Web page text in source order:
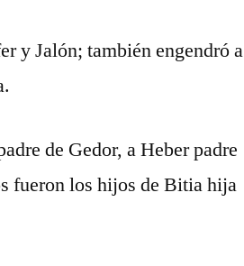
y Jalón; también engendró a
de Gedor, a Heber padre
fueron los hijos de Bitia hija